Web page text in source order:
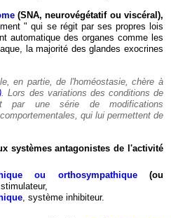
(SNA, neurovégétatif ou viscéral),
" qui se régit par ses propres lois
automatique des organes comme les
la majorité des glandes exocrines
en partie, de l'homéostasie, chère à
. Lors des variations des conditions de
par une série de modifications
qui lui permettent de
systèmes antagonistes de l'activité
ou orthosympathique(ou
, système inhibiteur.